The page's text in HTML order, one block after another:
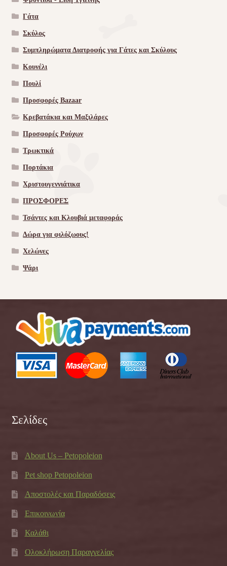
Γάτα
Σκύλος
Συμπληρώματα Διατροφής για Γάτες και Σκύλους
Κουνέλι
Πουλί
Προσφορές Bazaar
Κρεβατάκια και Μαξιλάρες
Προσφορές Ρούχων
Τρωκτικά
Πορτάκια
Χριστουγεννιάτικα
ΠΡΟΣΦΟΡΕΣ
Τσάντες και Κλουβιά μεταφοράς
Δώρα για φιλόζωους!
Χελώνες
Ψάρι
Σελίδες
About Us – Petopoleion
Pet shop Petopoleion
Αποστολές και Παραδόσεις
Επικοινωνία
Καλάθι
Ολοκλήρωση Παραγγελίας